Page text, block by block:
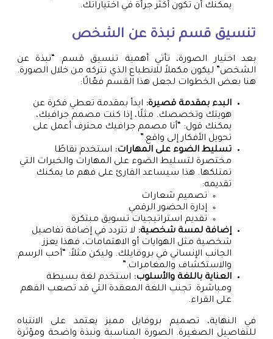
يمكنك أن تكون أكثر جرأة في اختياراتك.
تنسيق قسم نبذة عن الشخص
بعد اختيار الصورة، تأتي أهمية تنسيق قسم “نبذة عن
الشخص” ليكون مكملاً للانطباع الذي تتركه من خلال الصورة.
هنا بعض الخطوات لجعل هذا القسم فعّالًا:
البدء بمقدمة قصيرة: ابدأ بمقدمة تعطي فكرة عن
هويتك وتخصصك. مثلًا، إذا كنت مصمم جرافيك،
يمكنك قول: “أنا مصمم جرافيك محترف أعمل على
تحويل الأفكار إلى واقع.”
تسليط الضوء على المهارات: استخدم نقاطًا
مختصرة لتسليط الضوء على المهارات والخبرات التي
تمتلكها. هذا سيساعد القارئ على فهم ما يمكنك
تقديمه:
تصميم شعارات
إدارة الحضور الرقمي
تقديم استراتيجيات تسويق مبتكرة
إضافة لمسة شخصية: لا تتردد في إضافة تفاصيل
شخصية مثل الهوايات أو الاهتمامات، فهذا يعزز
الجانب الإنساني في بروفايلك. وليكن مثلاً: “أحب الرسم
والاستكشاف والمغامرات.”
العناية باللغة والأسلوب: استخدم لغة بسيطة
ومباشرة. تجنب اللغة المعقدة التي قد تصعب الفهم
على القراء.
في النهاية، تصميم بروفايل مميز يعتمد على الانتباه
للتفاصيل الصغيرة. الصورة المناسبة ونبذة واضحة ومؤثرة